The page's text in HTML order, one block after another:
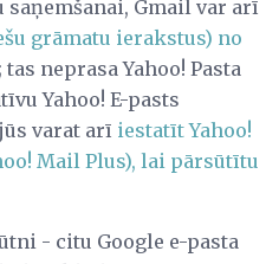
Gmail var arī
grāmatu ierakstus) no
; tas neprasa Yahoo! Pasta
Yahoo! E-pasts
varat arī iestatīt Yahoo!
Mail Plus), lai pārsūtītu
- citu Google e-pasta